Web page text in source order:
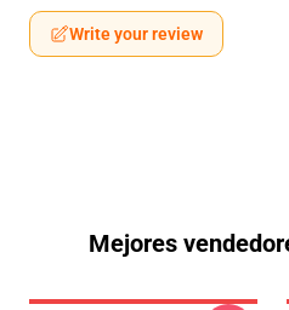
Write your review
Mejores